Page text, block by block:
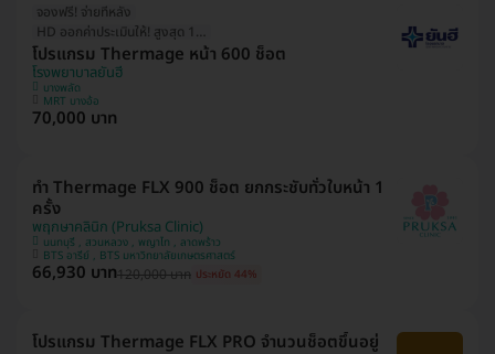
จองฟรี! จ่ายทีหลัง
HD ออกค่าประเมินให้! สูงสุด 1500 บ.
โปรแกรม Thermage หน้า 600 ช็อต
โรงพยาบาลยันฮี
บางพลัด
MRT บางอ้อ
70,000 บาท
ทำ Thermage FLX 900 ช็อต ยกกระชับทั่วใบหน้า 1
ครั้ง
พฤกษาคลินิก (Pruksa Clinic)
นนทบุรี , สวนหลวง , พญาไท , ลาดพร้าว
BTS อารีย์ , BTS มหาวิทยาลัยเกษตรศาสตร์
66,930 บาท120,000 บาท ประหยัด 44%
โปรแกรม Thermage FLX PRO จำนวนช็อตขึ้นอยู่